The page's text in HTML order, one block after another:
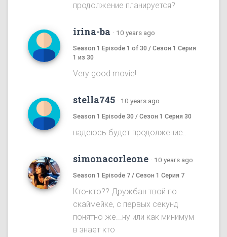
продолжение планируется?
irina-ba · 10 years ago
Season 1 Episode 1 of 30 / Сезон 1 Серия
1 из 30
Very good movie!
stella745 · 10 years ago
Season 1 Episode 30 / Сезон 1 Серия 30
надеюсь будет продолжение..
simonacorleone · 10 years ago
Season 1 Episode 7 / Сезон 1 Серия 7
Кто-кто?? Дружбан твой по
скаймейке, с первых секунд
понятно же...ну или как минимум
в знает кто